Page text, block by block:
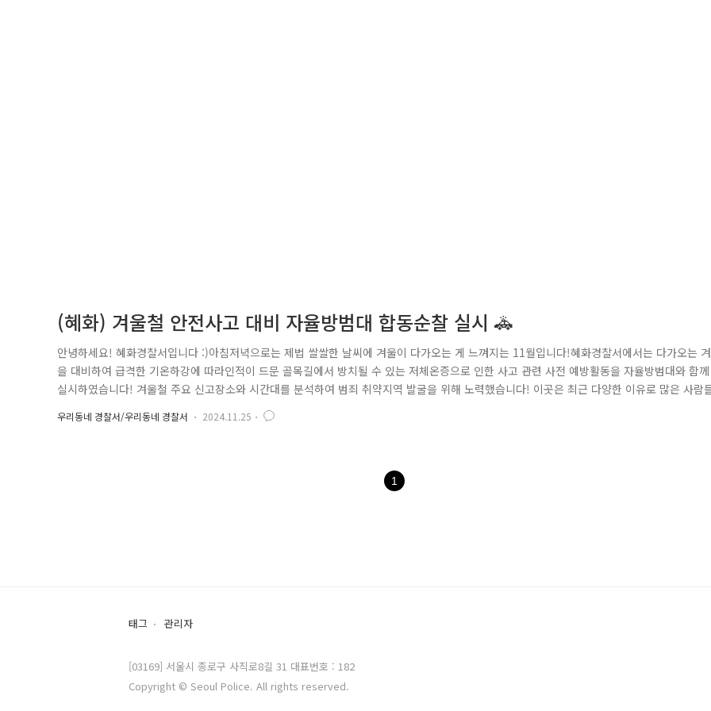
(혜화) 겨울철 안전사고 대비 자율방범대 합동순찰 실시 🚓
안녕하세요! 혜화경찰서입니다 :)아침저녁으로는 제법 쌀쌀한 날씨에 겨울이 다가오는 게 느껴지는 11월입니다!혜화경찰서에서는 다가오는
을 대비하여 급격한 기온하강에 따라인적이 드문 골목길에서 방치될 수 있는 저체온증으로 인한 사고 관련 사전 예방활동을 자율방범대와 함께
실시하였습니다! 겨울철 주요 신고장소와 시간대를 분석하여 범죄 취약지역 발굴을 위해 노력했습니다! 이곳은 최근 다양한 이유로 많은 사람
이 찾고 있는 종로3가역 인근 '서순라길'입니다. 많은 사람들이 찾는 만큼 다양한 치안수요가 혼재하는 곳인데요,112신고가 많은 이유와 야간
찰강화의 필요성에 대해 자율방범대원분들에게 설명하고 합동순찰하는 시간을 가졌습니다. 인적이 드문 곳은 겨울철 안전사고가 ..
우리동네 경찰서/우리동네 경찰서 2024.11.25
1
태그 관리자
[03169] 서울시 종로구 사직로8길 31 대표번호 : 182
Copyright © Seoul Police. All rights reserved.